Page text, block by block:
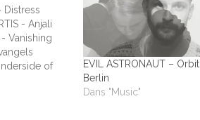
Distress
- Anjali
- Vanishing
of
- This
EVIL ASTRONAUT – Orbit
Berlin
Dans "Music"